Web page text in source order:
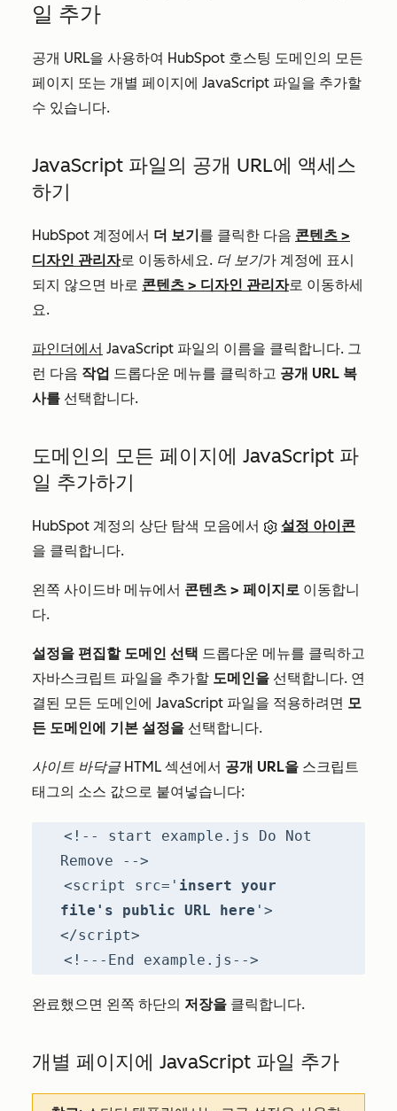
일 추가
공개 URL을 사용하여 HubSpot 호스팅 도메인의 모든
페이지 또는 개별 페이지에 JavaScript 파일을 추가할
수 있습니다.
JavaScript 파일의 공개 URL에 액세스
하기
HubSpot 계정에서 더 보기 를 클릭한 다음 콘텐츠 >
디자인 관리자로 이동하세요. 더 보기가 계정에 표시
되지 않으면 바로 콘텐츠 > 디자인 관리자로 이동하세
요.
파인더에서 JavaScript 파일의 이름을 클릭합니다. 그
런 다음 작업 드롭다운 메뉴를 클릭하고 공개 URL 복
사를 선택합니다.
도메인의 모든 페이지에 JavaScript 파
일 추가하기
HubSpot 계정의 상단 탐색 모음에서
설정 아이콘
을 클릭합니다.
왼쪽 사이드바 메뉴에서 콘텐츠 > 페이지로 이동합니
다.
설정을 편집할 도메인 선택 드롭다운 메뉴를 클릭하고
자바스크립트 파일을 추가할 도메인을 선택합니다. 연
결된 모든 도메인에 JavaScript 파일을 적용하려면 모
든 도메인에 기본 설정을 선택합니다.
사이트 바닥글 HTML 섹션에서 공개 URL을 스크립트
태그의 소스 값으로 붙여넣습니다:
<!-- start example.js Do Not
Remove -->
<script src=' insert your
file's public URL here '>
</script>
<!---End example.js-->
완료했으면 왼쪽 하단의 저장을 클릭합니다.
개별 페이지에 JavaScript 파일 추가